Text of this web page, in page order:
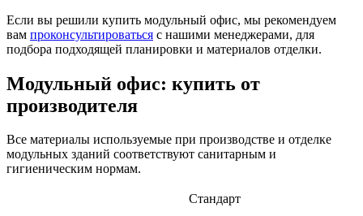
Если вы решили купить модульный офис, мы рекомендуем
вам проконсультироваться с нашими менеджерами, для
подбора подходящей планировки и материалов отделки.
Модульный офис: купить от
производителя
Все материалы используемые при производстве и отделке
модульных зданий соответствуют санитарным и
гигиеническим нормам.
Стандарт